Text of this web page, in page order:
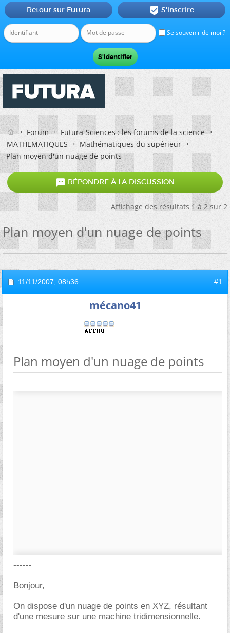
Se souvenir de moi ?
Retour sur Futura  S'inscrire
Forum
Futura-Sciences : les forums de la science
MATHEMATIQUES
Mathématiques du supérieur
Plan moyen d'un nuage de points
 RÉPONDRE À LA DISCUSSION
Affichage des résultats 1 à 2 sur 2
Plan moyen d'un nuage de points
11/11/2007, 08h36 #1
mécano41
Plan moyen d'un nuage de points
------
Bonjour,
On dispose d'un nuage de points en XYZ, résultant
d'une mesure sur une machine tridimensionnelle.